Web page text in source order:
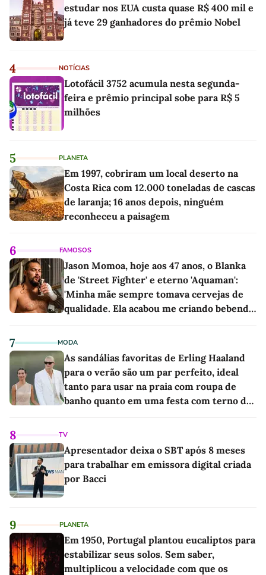
estudar nos EUA custa quase R$ 400 mil e
já teve 29 ganhadores do prêmio Nobel
4 NOTÍCIAS
Lotofácil 3752 acumula nesta segunda-
feira e prêmio principal sobe para R$ 5
milhões
5 PLANETA
Em 1997, cobriram um local deserto na
Costa Rica com 12.000 toneladas de cascas
de laranja; 16 anos depois, ninguém
reconheceu a paisagem
6 FAMOSOS
Jason Momoa, hoje aos 47 anos, o Blanka
de 'Street Fighter' e eterno 'Aquaman':
'Minha mãe sempre tomava cervejas de
qualidade. Ela acabou me criando bebendo
7 MODA
As sandálias favoritas de Erling Haaland
para o verão são um par perfeito, ideal
tanto para usar na praia com roupa de
banho quanto em uma festa com terno de
8 TV
Apresentador deixa o SBT após 8 meses
para trabalhar em emissora digital criada
por Bacci
9 PLANETA
Em 1950, Portugal plantou eucaliptos para
estabilizar seus solos. Sem saber,
multiplicou a velocidade com que os